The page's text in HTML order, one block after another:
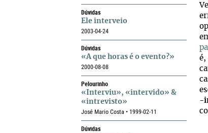
Dúvidas
Ele interveio
2003-04-24
Dúvidas
«A que horas é o evento?»
2000-08-08
Pelourinho
«Interviu», «intervido» &
«intrevisto»
José Mario Costa • 1999-02-11
Dúvidas
é,
-